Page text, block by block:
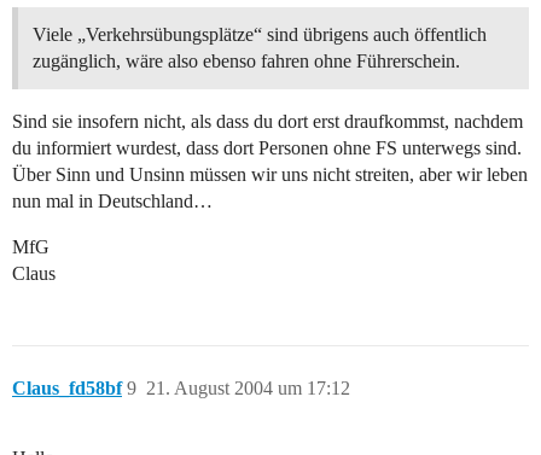
Viele „Verkehrsübungsplätze“ sind übrigens auch öffentlich
zugänglich, wäre also ebenso fahren ohne Führerschein.
Sind sie insofern nicht, als dass du dort erst draufkommst, nachdem
du informiert wurdest, dass dort Personen ohne FS unterwegs sind.
Über Sinn und Unsinn müssen wir uns nicht streiten, aber wir leben
nun mal in Deutschland…
MfG
Claus
Claus_fd58bf 21. August 2004 um 17:12
9